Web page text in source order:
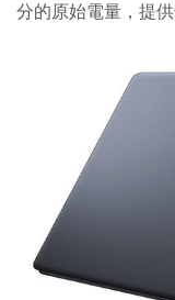
分的原始電量，提